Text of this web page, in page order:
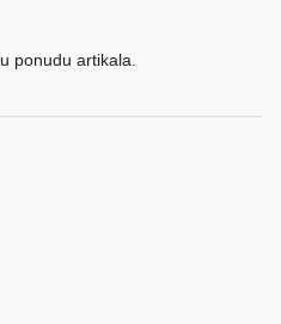
ponudu artikala.